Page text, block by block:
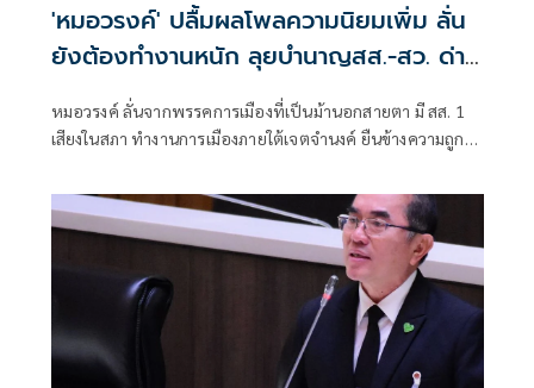
'หมอวรงค์' ปลื้มผลโพลความนิยมเพิ่ม ลั่น
ยังต้องทำงานหนัก ลุยบำนาญสส.-สว. ด่าน
หมอวรงค์ ลั่นจากพรรคการเมืองที่เป็นม้านอกสายตา มี สส. 1
เสียงในสภา ทำงานการเมืองภายใต้เจตจำนงค์ ยืนข้างความถูก